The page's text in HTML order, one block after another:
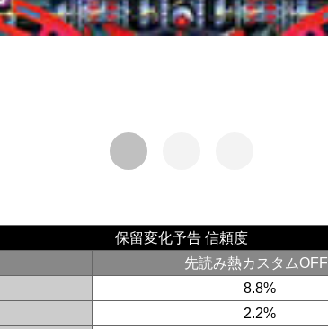
保留変化予告 信頼度
先読み熱カスタムOFF
8.8%
2.2%